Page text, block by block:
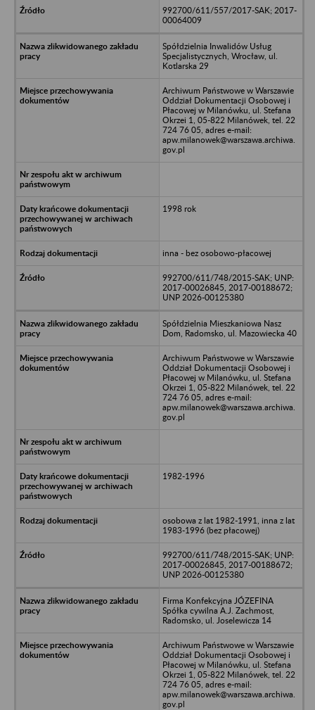
992700/611/557/2017-SAK; 2017-
00064009
Spółdzielnia Inwalidów Usług
Specjalistycznych, Wrocław, ul.
Kotlarska 29
Archiwum Państwowe w Warszawie
Oddział Dokumentacji Osobowej i
Płacowej w Milanówku, ul. Stefana
Okrzei 1, 05-822 Milanówek, tel. 22
724 76 05, adres e-mail:
apw.milanowek@warszawa.archiwa.
gov.pl
1998 rok
inna - bez osobowo-płacowej
992700/611/748/2015-SAK; UNP:
2017-00026845, 2017-00188672;
UNP 2026-00125380
Spółdzielnia Mieszkaniowa Nasz
Dom, Radomsko, ul. Mazowiecka 40
Archiwum Państwowe w Warszawie
Oddział Dokumentacji Osobowej i
Płacowej w Milanówku, ul. Stefana
Okrzei 1, 05-822 Milanówek, tel. 22
724 76 05, adres e-mail:
apw.milanowek@warszawa.archiwa.
gov.pl
1982-1996
osobowa z lat 1982-1991, inna z lat
1983-1996 (bez płacowej)
992700/611/748/2015-SAK; UNP:
2017-00026845, 2017-00188672;
UNP 2026-00125380
Firma Konfekcyjna JÓZEFINA
Spółka cywilna A.J. Zachmost,
Radomsko, ul. Joselewicza 14
Archiwum Państwowe w Warszawie
Oddział Dokumentacji Osobowej i
Płacowej w Milanówku, ul. Stefana
Okrzei 1, 05-822 Milanówek, tel. 22
724 76 05, adres e-mail:
apw.milanowek@warszawa.archiwa.
gov.pl